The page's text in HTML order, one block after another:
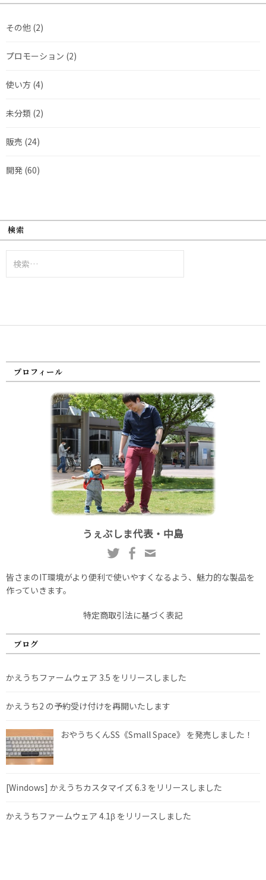
その他 (2)
プロモーション (2)
使い方 (4)
未分類 (2)
販売 (24)
開発 (60)
検索
索:
プロフィール
うぇぶしま代表・中島
皆さまのIT環境がより便利で使いやすくなるよう、魅力的な製品を
作っていきます。
特定商取引法に基づく表記
ブログ
かえうちファームウェア 3.5 をリリースしました
かえうち2 の予約受け付けを再開いたします
おやうちくんSS《Small Space》 を発売しました！
[Windows] かえうちカスタマイズ 6.3 をリリースしました
かえうちファームウェア 4.1β をリリースしました